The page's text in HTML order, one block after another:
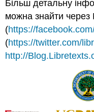
Більш детальну
можна знайти через
(https://
(https://twitter.com/
http://